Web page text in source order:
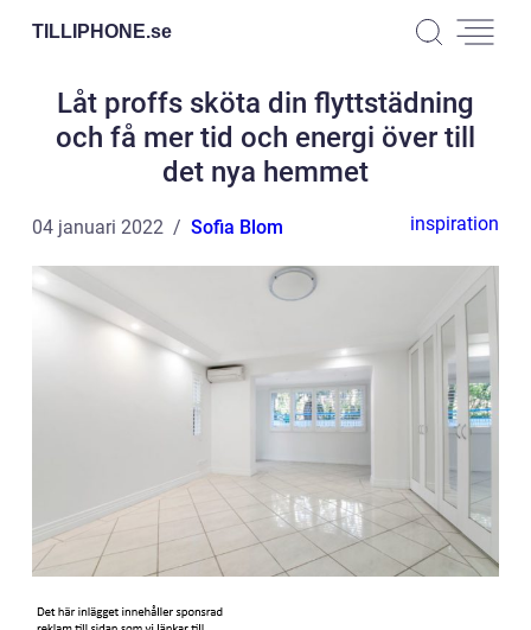
TILLIPHONE.se
Låt proffs sköta din flyttstädning
och få mer tid och energi över till
det nya hemmet
04 januari 2022 Sofia Blom inspiration